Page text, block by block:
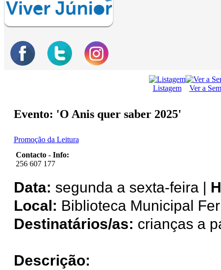
Listagem Ver a
Evento: 'O Anis quer saber 2025'
Promoção da Leitura
Contacto - Info:
256 607 177
Data: segunda a sexta-feira |
Local: Biblioteca Municipal
Destinatários/as: crianças a
Descrição: